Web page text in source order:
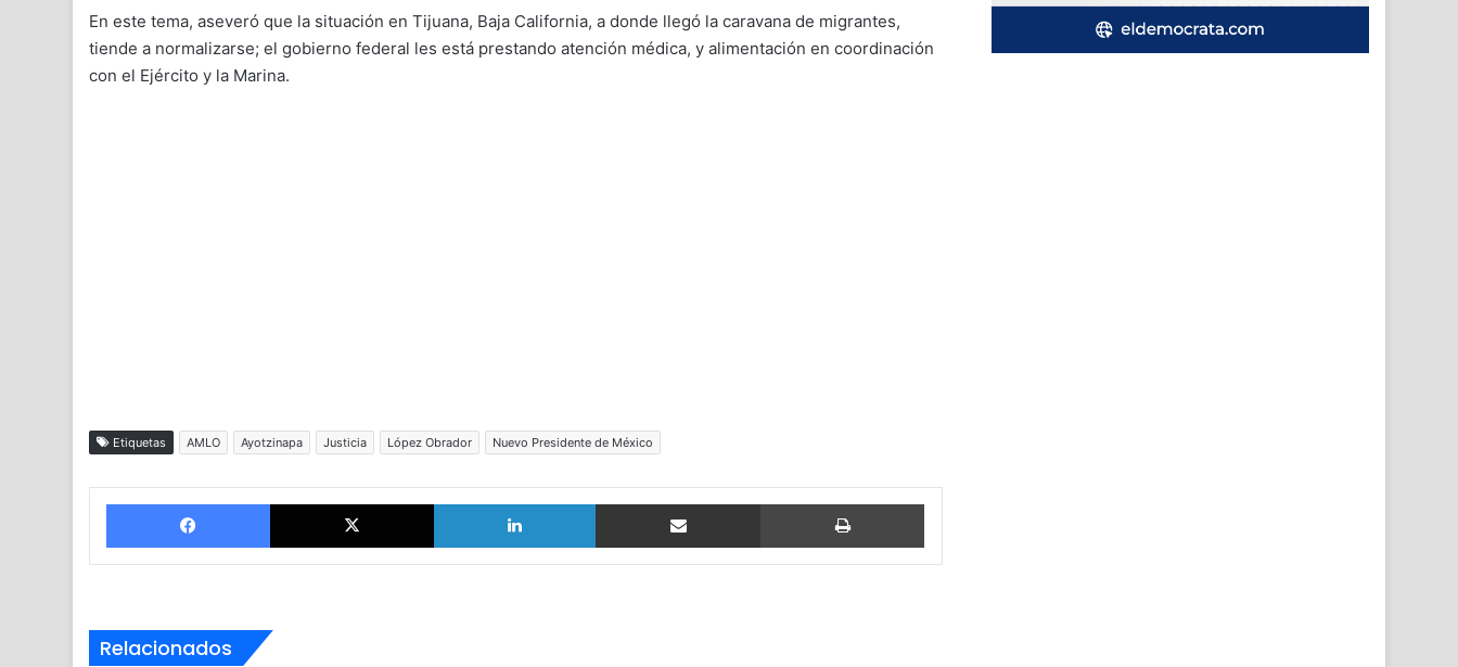
En este tema, aseveró que la situación en Tijuana, Baja California, a donde llegó la caravana de migrantes,
tiende a normalizarse; el gobierno federal les está prestando atención médica, y alimentación en coordinación
con el Ejército y la Marina.
Etiquetas AMLO Ayotzinapa Justicia López Obrador Nuevo Presidente de México
Facebook X LinkedIn vía email Imprimir
Relacionados